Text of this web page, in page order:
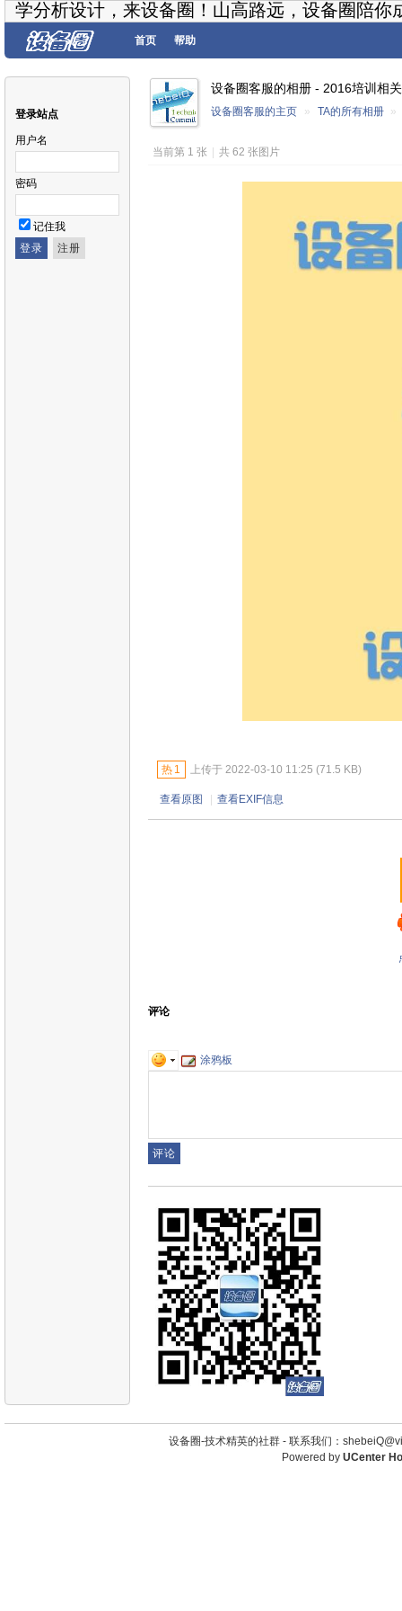
学分析设计，来设备圈！山高路远，设备圈陪你
首页 帮助
登录站点
用户名
密码
记住我
设备圈客服的相册 - 2016培训相关
设备圈客服的主页 » TA的所有相册 »
当前第 1 张 共 62 张图片
热 1 上传于 2022-03-10 11:25 (71.5 KB)
查看原图 查看EXIF信息
评论
涂鸦板
设备圈-技术精英的社群 - 联系我们：
Powered by UCenter